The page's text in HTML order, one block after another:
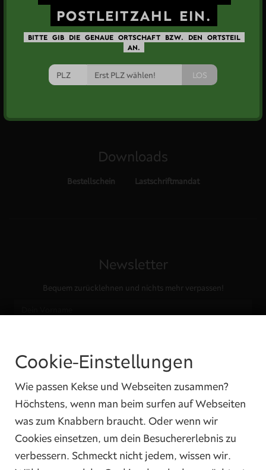
POSTLEITZAHL EIN.
BITTE GIB DIE GENAUE ORTSCHAFT BZW. DEN
ORTSTEIL
AN.
LOS
Social Media
Downloads
Bestellschein Lastschriftmandat
Newsletter
Bequem zurücklehnen und nichts mehr verpassen!
Ja, ich habe dieDatenschutzbedingungengelesen und ich bin damit
Cookie-Einstellungen
Wie passen Kekse und Webseiten zusammen?
Höchstens, wenn man beim surfen auf Webseiten
was zum Knabbern braucht. Oder wenn wir
Cookies einsetzen, um dein Besuchererlebnis zu
verbessern. Schmeckt nicht jedem, wissen wir.